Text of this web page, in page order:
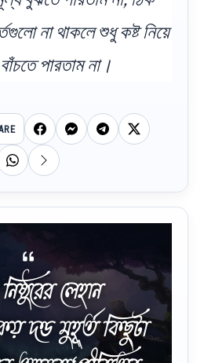
না থাকলে শুধু কষ্ট নিয়ে
পারতাম না।
লেহান
দণ্ড মুহূর্ত কিছুটা